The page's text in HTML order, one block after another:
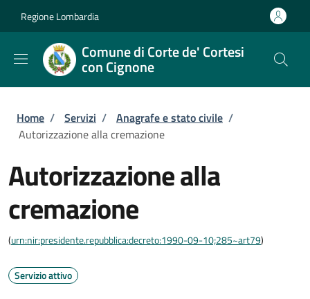
Regione Lombardia
Comune di Corte de' Cortesi
con Cignone
Briciole di pane
Home / Servizi / Anagrafe e stato civile /
Autorizzazione alla cremazione
Autorizzazione alla
cremazione
(urn:nir:presidente.repubblica:decreto:1990-09-10;285~art79)
Servizio attivo